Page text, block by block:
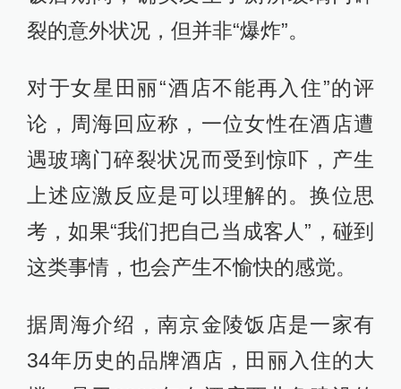
裂的意外状况，但并非“爆炸”。
对于女星田丽“酒店不能再入住”的评
论，周海回应称，一位女性在酒店遭
遇玻璃门碎裂状况而受到惊吓，产生
上述应激反应是可以理解的。换位思
考，如果“我们把自己当成客人”，碰到
这类事情，也会产生不愉快的感觉。
据周海介绍，南京金陵饭店是一家有
34年历史的品牌酒店，田丽入住的大